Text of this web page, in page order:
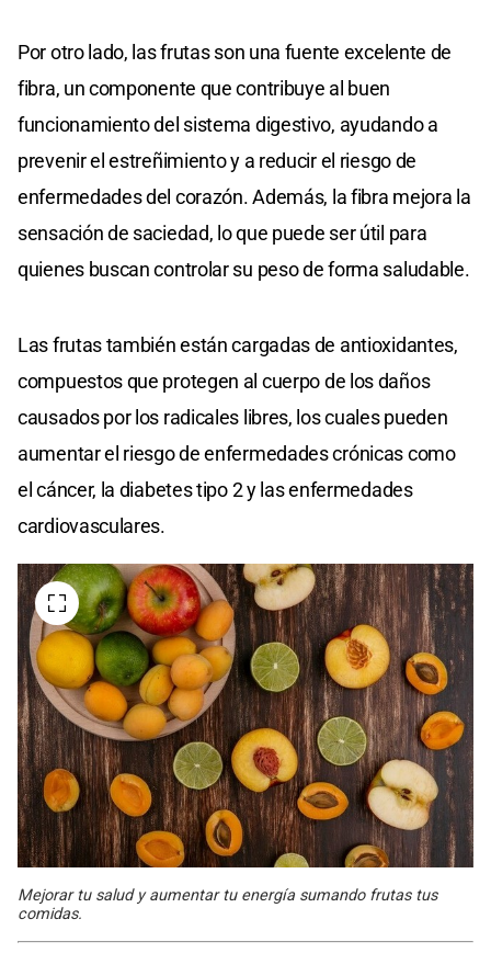
Por otro lado, las frutas son una fuente excelente de
fibra, un componente que contribuye al buen
funcionamiento del sistema digestivo, ayudando a
prevenir el estreñimiento y a reducir el riesgo de
enfermedades del corazón. Además, la fibra mejora la
sensación de saciedad, lo que puede ser útil para
quienes buscan controlar su peso de forma saludable.
Las frutas también están cargadas de antioxidantes,
compuestos que protegen al cuerpo de los daños
causados por los radicales libres, los cuales pueden
aumentar el riesgo de enfermedades crónicas como
el cáncer, la diabetes tipo 2 y las enfermedades
cardiovasculares.
Mejorar tu salud y aumentar tu energía sumando frutas tus
comidas.